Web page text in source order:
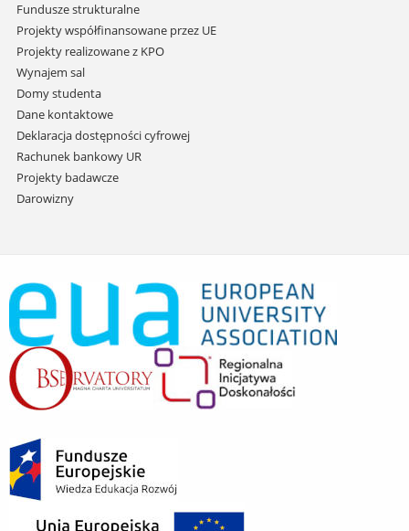
Fundusze strukturalne
Projekty współfinansowane przez UE
Projekty realizowane z KPO
Wynajem sal
Domy studenta
Dane kontaktowe
Deklaracja dostępności cyfrowej
Rachunek bankowy UR
Projekty badawcze
Darowizny